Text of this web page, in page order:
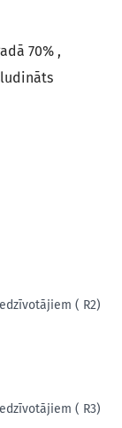
70% ,
( R2)
( R3)